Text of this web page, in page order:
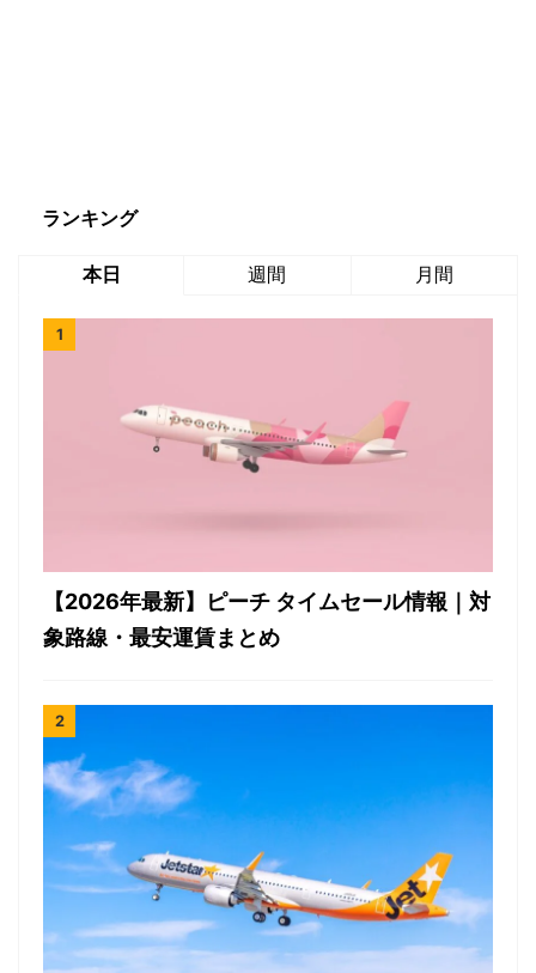
ランキング
本日 週間 月間
【2026年最新】ピーチ タイムセール情報｜対
象路線・最安運賃まとめ